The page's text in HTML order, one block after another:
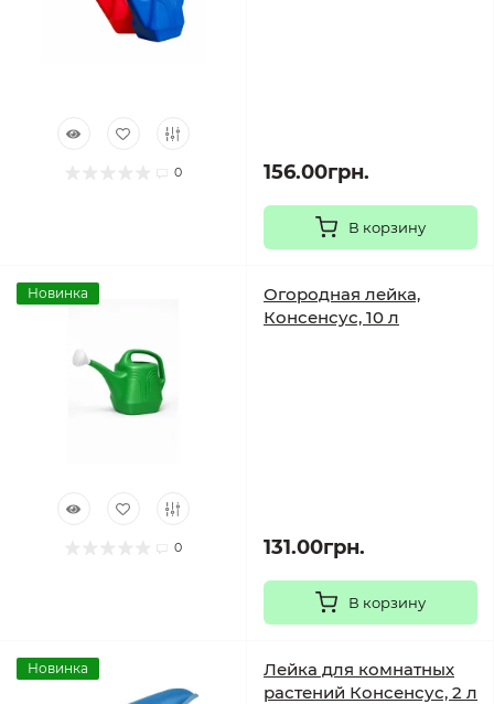
0 156.00грн.
В корзину
Новинка
0
Огородная лейка,
Консенсус, 10 л
131.00грн.
В корзину
Новинка
Лейка для комнатных
растений Консенсус, 2 л